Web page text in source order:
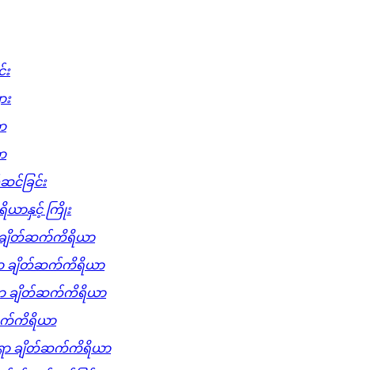
း
ခြင်း
ာနှင့် ကြိုး
ချိတ်ဆက်ကိရိယာ
ချိတ်ဆက်ကိရိယာ
ချိတ်ဆက်ကိရိယာ
က်ကိရိယာ
ရာ ချိတ်ဆက်ကိရိယာ